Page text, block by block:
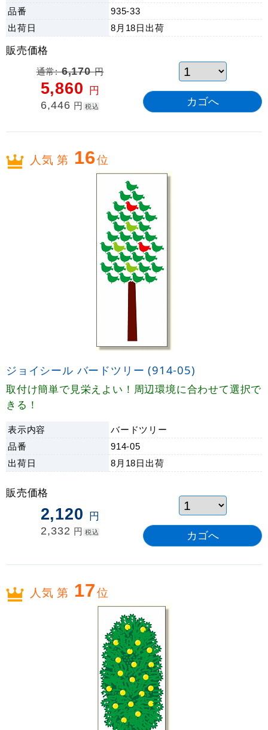
品番
935-33
出荷日 8月18日 出荷
販売価格
通常:6,170円
5,860 円
6,446 円 税込
人気 第 16位
ジョイシール バードツリー (914-05)
取付け簡単で見栄えよい！周辺環境に合わせて選択で
きる！
表示内容
バードツリー
品番
914-05
出荷日 8月18日 出荷
販売価格
2,120 円
2,332 円 税込
人気 第 17位